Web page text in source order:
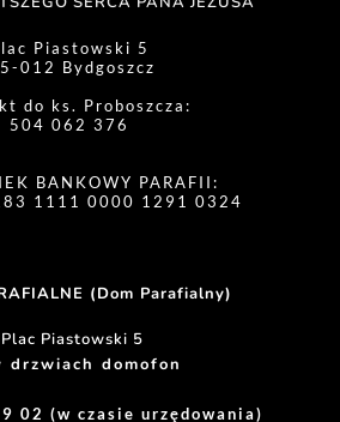
Piastowski 5
012 Bydgoszcz
do ks. Proboszcza:
504 062 376
BANKOWY PARAFII:
1111 0000 1291 0324
(Dom Parafialny)
Plac Piastowski 5
drzwiach domofon
02 (w czasie urzędowania)